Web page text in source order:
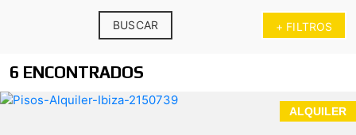
+ FILTROS
BUSCAR
6 ENCONTRADOS
ALQUILER